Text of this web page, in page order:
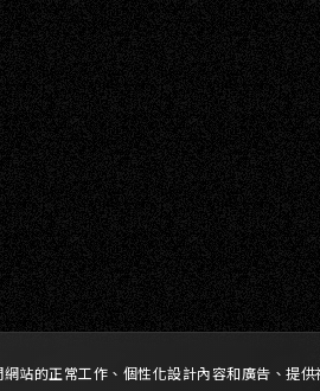
網站的正常工作、個性化設計內容和廣告、提